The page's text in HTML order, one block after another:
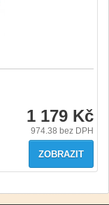
1 179 Kč
974.38 bez DPH
ZOBRAZIT